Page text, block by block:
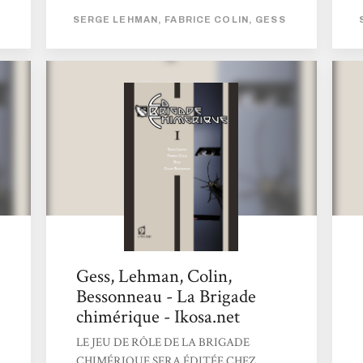
résoudre cette énigme, elle qui doit déjà
lutter contre ses voix mystérieuses qui lui
vrillent parfois l’esprit… Mais la relative
tranquillité part en lambeaux lorsqu’Irène
Curie reçoit une photo : Nous Autres, la
SERGE LEHMAN, FABRICE COLIN, GESS
Gess, Lehman, Colin,
Bessonneau - La Brigade
chimérique - Ikosa.net
LE JEU DE RÔLE DE LA BRIGADE